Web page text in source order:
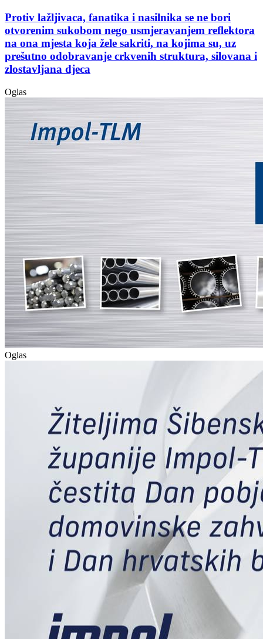
Protiv lažljivaca, fanatika i nasilnika se ne bori
otvorenim sukobom nego usmjeravanjem reflektora
na ona mjesta koja žele sakriti, na kojima su, uz
prešutno odobravanje crkvenih struktura, silovana i
zlostavljana djeca
Oglas
Oglas